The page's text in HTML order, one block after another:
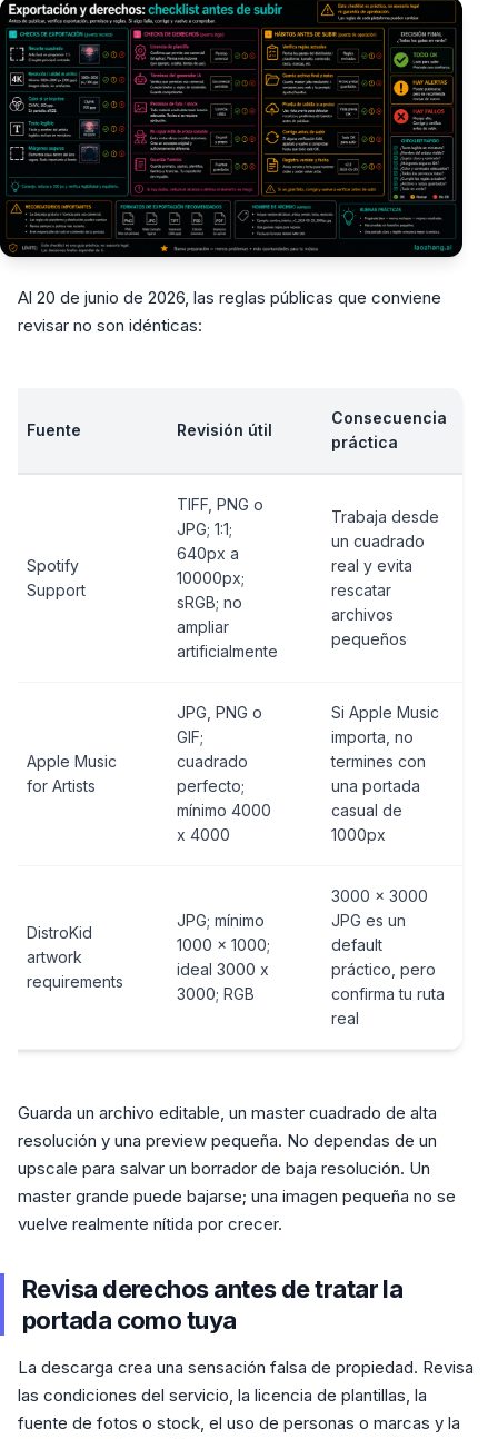
Al 20 de junio de 2026, las reglas públicas que conviene
revisar no son idénticas:
Fuente Revisión útil
Consecuencia
práctica
Spotify
Support
TIFF, PNG o
JPG; 1:1;
640px a
10000px;
sRGB; no
ampliar
artificialmente
Trabaja desde
un cuadrado
real y evita
rescatar
archivos
pequeños
Apple Music
for Artists
JPG, PNG o
GIF;
cuadrado
perfecto;
mínimo 4000
x 4000
Si Apple Music
importa, no
termines con
una portada
casual de
1000px
DistroKid
artwork
requirements
JPG; mínimo
1000 x 1000;
ideal 3000 x
3000; RGB
3000 x 3000
JPG es un
default
práctico, pero
confirma tu ruta
real
Guarda un archivo editable, un master cuadrado de alta
resolución y una preview pequeña. No dependas de un
upscale para salvar un borrador de baja resolución. Un
master grande puede bajarse; una imagen pequeña no se
vuelve realmente nítida por crecer.
Revisa derechos antes de tratar la
portada como tuya
La descarga crea una sensación falsa de propiedad. Revisa
las condiciones del servicio, la licencia de plantillas, la
fuente de fotos o stock, el uso de personas o marcas y la